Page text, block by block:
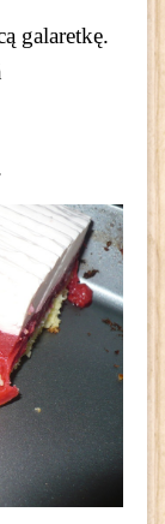
galaretkę.